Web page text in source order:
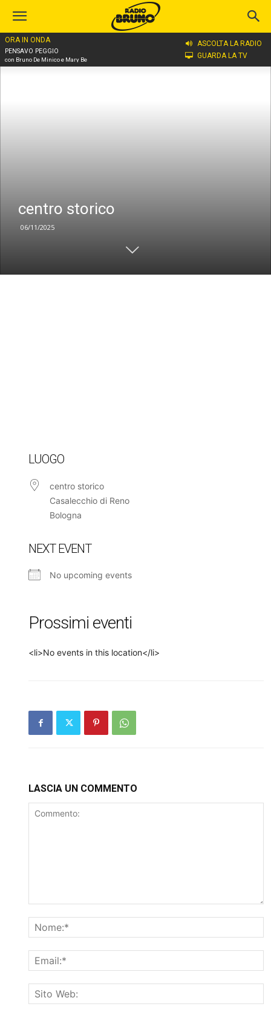
ORA IN ONDA
PENSAVO PEGGIO
con Bruno De Minico e Mary Be
ASCOLTA LA RADIO
GUARDA LA TV
Home
centro storico
06/11/2025
LUOGO
centro storico
Casalecchio di Reno
Bologna
NEXT EVENT
No upcoming events
Prossimi eventi
<li>No events in this location</li>
LASCIA UN COMMENTO